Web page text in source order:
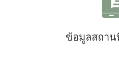
ข้อมูลสถาน